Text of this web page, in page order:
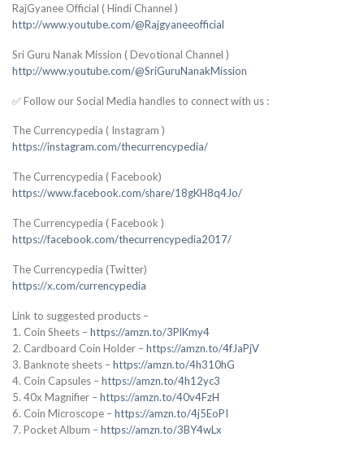
RajGyanee Official ( Hindi Channel )
http://www.youtube.com/@Rajgyaneeofficial
Sri Guru Nanak Mission ( Devotional Channel )
http://www.youtube.com/@SriGuruNanakMission
✅ Follow our Social Media handles to connect with us :
The Currencypedia ( Instagram )
https://instagram.com/thecurrencypedia/
The Currencypedia ( Facebook)
https://www.facebook.com/share/18gKH8q4Jo/
The Currencypedia ( Facebook )
https://facebook.com/thecurrencypedia2017/
The Currencypedia (Twitter)
https://x.com/currencypedia
Link to suggested products –
1. Coin Sheets –https://amzn.to/3PlKmy4
2. Cardboard Coin Holder –https://amzn.to/4fJaPjV
3. Banknote sheets –https://amzn.to/4h310hG
4. Coin Capsules –https://amzn.to/4h12yc3
5. 40x Magnifier –https://amzn.to/40v4FzH
6. Coin Microscope –https://amzn.to/4j5EoPI
7. Pocket Album –https://amzn.to/3BY4wLx